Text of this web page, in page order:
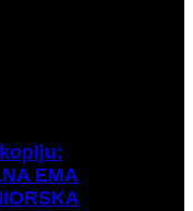
EMA